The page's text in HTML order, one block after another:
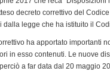
n
t
t
r
t
s
p
p
e
g
r
a
m
y
L
n
k
n
t
F
r
i
decreto correttivo del
dalla legge che ha istituito il
ha apportato importanti
in esso contenuti. Le nuove
a far data dal 20 maggio